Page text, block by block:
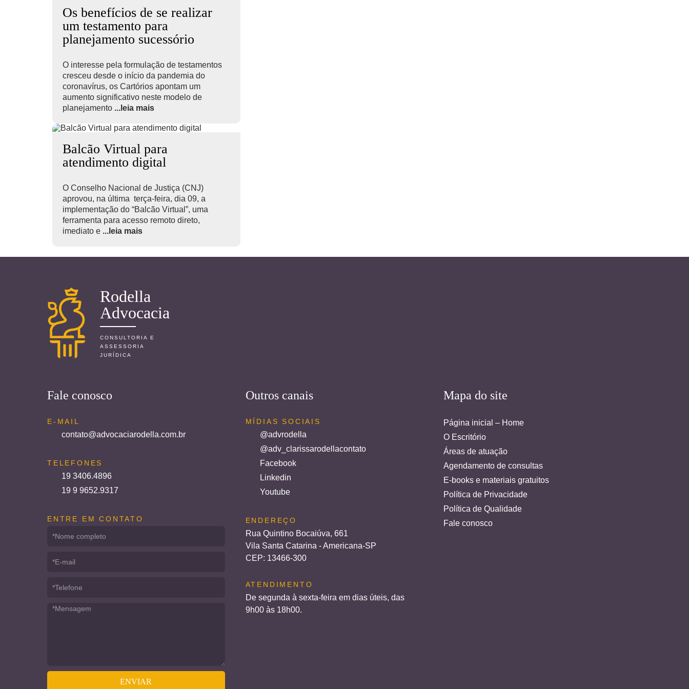
Os benefícios de se realizar
um testamento para
planejamento sucessório
O interesse pela formulação de testamentos
cresceu desde o início da pandemia do
coronavírus, os Cartórios apontam um
aumento significativo neste modelo de
planejamento ...leia mais
Balcão Virtual para
atendimento digital
O Conselho Nacional de Justiça (CNJ)
aprovou, na última terça-feira, dia 09, a
implementação do “Balcão Virtual”, uma
ferramenta para acesso remoto direto,
imediato e ...leia mais
Rodella
Advocacia
CONSULTORIA E
ASSESSORIA
JURÍDICA
Fale conosco
E-MAIL
contato@advocaciarodella.com.br
TELEFONES
19 3406.4896
19 9 9652.9317
ENTRE EM CONTATO
Outros canais
MÍDIAS SOCIAIS
@advrodella
@adv_clarissarodellacontato
Facebook
Linkedin
Youtube
ENDEREÇO
Rua Quintino Bocaiúva, 661
Vila Santa Catarina - Americana-SP
CEP: 13466-300
ATENDIMENTO
De segunda à sexta-feira em dias úteis, das
9h00 às 18h00.
Mapa do site
Página inicial – Home
O Escritório
Áreas de atuação
Agendamento de consultas
E-books e materiais gratuitos
Política de Privacidade
Política de Qualidade
Fale conosco